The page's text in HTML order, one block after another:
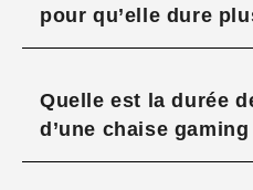
pour qu’elle dure
Quelle est la durée
d’une chaise gaming